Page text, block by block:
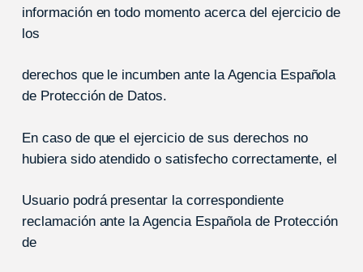
información en todo momento acerca del ejercicio de
los
derechos que le incumben ante la Agencia Española
de Protección de Datos.
En caso de que el ejercicio de sus derechos no
hubiera sido atendido o satisfecho correctamente, el
Usuario podrá presentar la correspondiente
reclamación ante la Agencia Española de Protección
de